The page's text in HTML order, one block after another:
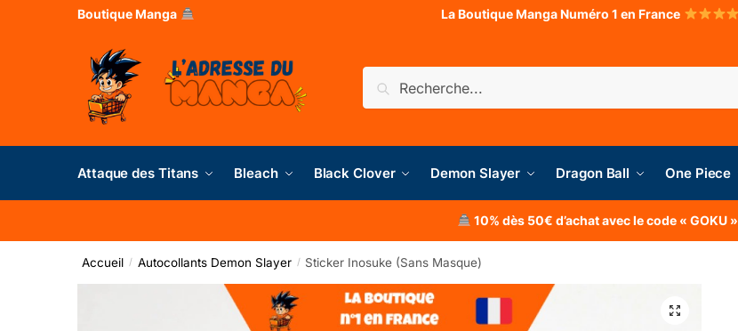
Boutique Manga La Boutique Manga Numéro 1 en France
Attaque des Titans Bleach Black Clover Demon Slayer Dragon Ball One Piece
10% dès 50€ d’achat avec le code « GOKU »
Accueil / Autocollants Demon Slayer / Sticker Inosuke (Sans Masque)